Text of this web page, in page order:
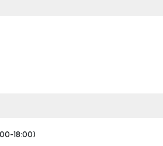
18:00)